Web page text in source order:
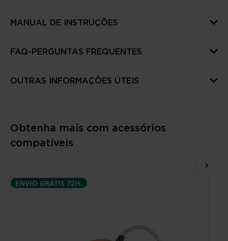
MANUAL DE INSTRUÇÕES
FAQ-PERGUNTAS FREQUENTES
OUTRAS INFORMAÇÕES ÚTEIS
Obtenha mais com acessórios
compatíveis
ENVIO GRÁTIS 72H.